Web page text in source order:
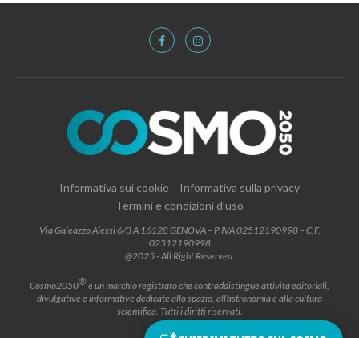
Informativa sui cookie
Informativa sulla privacy
Termini e condizioni d’uso
Via Galeazzo Alessi 6/3 A 16128 GENOVA – P.IVA 02512190998 – C.F.
02512190998
@2025 - All Right Reserved.
Cosmo2050®è un marchio registrato che contraddistingue attività editoriali,
divulgative e informative dedicate allo spazio, all’astronomia e alla cultura
scientifica. Tutti i diritti riservati.